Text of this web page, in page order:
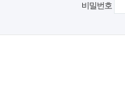
비밀번호